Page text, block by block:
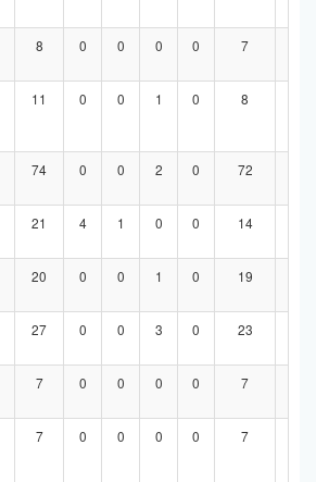
8 0 0 0 0 7
11 0 0 1 0 8
74 0 0 2 0 72
21 4 1 0 0 14
20 0 0 1 0 19
27 0 0 3 0 23
7 0 0 0 0 7
7 0 0 0 0 7